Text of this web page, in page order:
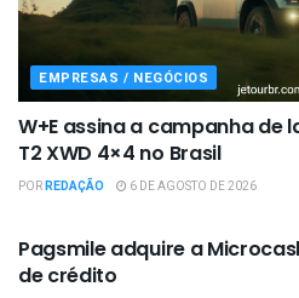
EMPRESAS / NEGÓCIOS
W+E assina a campanha de
T2 XWD 4×4 no Brasil
PORREDAÇÃO 6 DE AGOSTO DE 2026
Pagsmile adquire a
de crédito